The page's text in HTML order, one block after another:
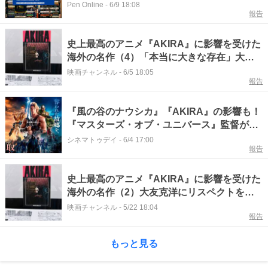
CLUB」が原宿で開催
Pen Online - 6/9 18:08
報告
史上最高のアニメ『AKIRA』に影響を受けた
海外の名作（4）「本当に大きな存在」大友
克洋愛にあふれた傑作
映画チャンネル - 6/5 18:05
報告
『風の谷のナウシカ』『AKIRA』の影響も！
『マスターズ・オブ・ユニバース』監督が明
かす日本文化愛
シネマトゥデイ - 6/4 17:00
報告
史上最高のアニメ『AKIRA』に影響を受けた
海外の名作（2）大友克洋にリスペクトを捧
げたハリウッド大作は？
映画チャンネル - 5/22 18:04
報告
もっと見る